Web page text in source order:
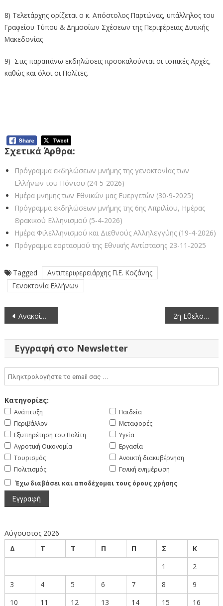
8) Τελετάρχης ορίζεται ο κ. Απόστολος Παρτώνας, υπάλληλος του
Γραφείου Τύπου & Δημοσίων Σχέσεων της Περιφέρειας Δυτικής
Μακεδονίας
9) Στις παραπάνω εκδηλώσεις προσκαλούνται οι τοπικές Αρχές,
καθώς και όλοι οι Πολίτες.
Σχετικά Άρθρα:
Πρόγραμμα εκδηλώσεων μνήμης της γενοκτονίας των
Ελλήνων του Πόντου (24-5-2026)
Ημέρα μνήμης των Εθνικών μας Ευεργετών (30-9-2025)
Πρόγραμμα εκδηλώσεων μνήμης της 6ης Απριλίου, Ημέρας
Θρακικού Ελληνισμού (5-4-2026)
Ημέρα Φιλελληνισμού και Διεθνούς Αλληλεγγύης (19-4-2026)
Πρόγραμμα εορτασμού της Εθνικής Αντίστασης 23-11-2025
Tagged
Αντιπεριφερειάρχης Π.Ε. Κοζάνης
Γενοκτονία Ελλήνων
Πλοήγηση
άρθρων
Ανακοίνωση προκήρυξης θέσης στο Τμήμα Υγειονομικής Περίθαλψης και Κοινωνικών Υπηρεσιών του Συμβουλίου της Ε.Ε. (15-9-2025) 2η Εθελοντική Αιμοδοσία Περιφέρειας Δυτικής Μακεδονίας (18-9-2025)
Εγγραφή στο Newsletter
Κατηγορίες:
Ανάπτυξη
Περιβάλλον
Εξυπηρέτηση του Πολίτη
Αγροτική Οικονομία
Τουρισμός
Πολιτισμός
Παιδεία
Μεταφορές
Υγεία
Εργασία
Ανοικτή διακυβέρνηση
Γενική ενημέρωση
Έχω διαβάσει και αποδέχομαι τους όρους χρήσης
Αύγουστος 2026
Δ
Τ Τ Π Π Σ
Κ
1
2
3
4 5 6 7 8
9
10
11 12 13 14 15 16